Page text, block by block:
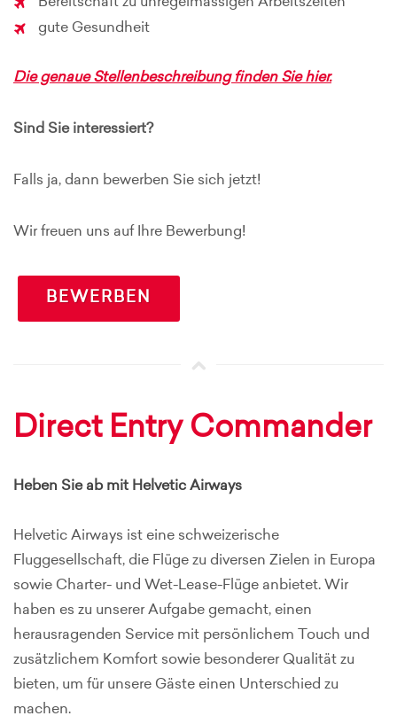
gute Gesundheit
Die genaue Stellenbeschreibung finden Sie hier.
Sind Sie interessiert?
Falls ja, dann bewerben Sie sich jetzt!
Wir freuen uns auf Ihre Bewerbung!
BEWERBEN
Direct Entry Commander
Heben Sie ab mit Helvetic Airways
Helvetic Airways ist eine schweizerische
Fluggesellschaft, die Flüge zu diversen Zielen in Europa
sowie Charter- und Wet-Lease-Flüge anbietet. Wir
haben es zu unserer Aufgabe gemacht, einen
herausragenden Service mit persönlichem Touch und
zusätzlichem Komfort sowie besonderer Qualität zu
bieten, um für unsere Gäste einen Unterschied zu
machen.